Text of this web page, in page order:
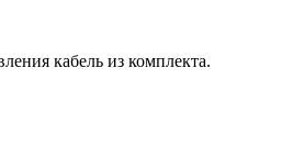
кабель из комплекта.